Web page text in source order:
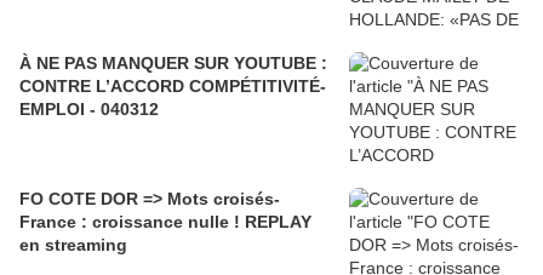
À NE PAS MANQUER SUR YOUTUBE :
CONTRE L’ACCORD COMPÉTITIVITÉ-
EMPLOI - 040312
FO COTE DOR => Mots croisés-
France : croissance nulle ! REPLAY
en streaming